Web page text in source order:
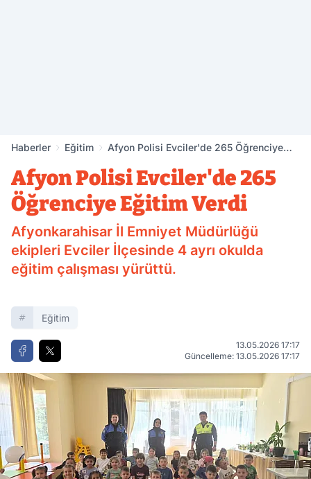
Haberler Eğitim
Afyon Polisi Evciler'de 265 Öğrenciye
Afyon Polisi Evciler'de 265
Öğrenciye Eğitim Verdi
Afyonkarahisar İl Emniyet Müdürlüğü
ekipleri Evciler İlçesinde 4 ayrı okulda
eğitim çalışması yürüttü.
Eğitim
13.05.2026 17:17
Güncelleme: 13.05.2026 17:17